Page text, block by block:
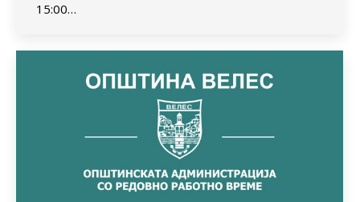
15:00…